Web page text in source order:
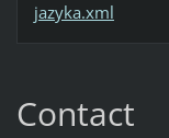
jazyka.xml
Contact